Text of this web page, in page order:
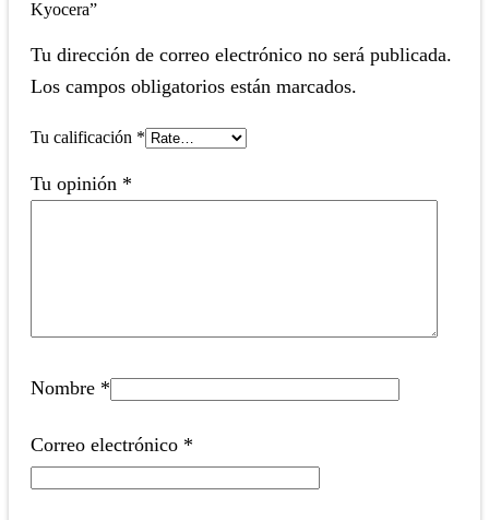
Kyocera”
Tu dirección de correo electrónico no será publicada.
Los campos obligatorios están marcados.
Tu calificación *
Tu opinión *
Nombre *
Correo electrónico *